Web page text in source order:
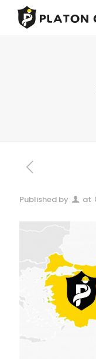
Published by at